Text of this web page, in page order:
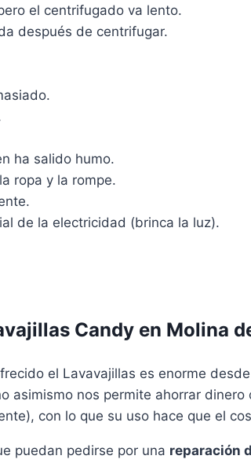
el centrifugado va lento.
después de centrifugar.
ha salido humo.
ropa y la rompe.
de la electricidad (brinca la luz).
Candy en Molina
el Lavavajillas es enorme
asimismo nos permite ahorrar
con lo que su uso hace que el
puedan pedirse por una reparación